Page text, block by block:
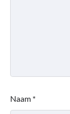
Naam *